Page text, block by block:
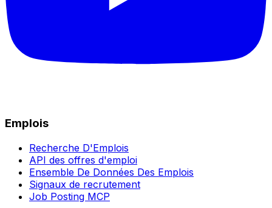
Emplois
Recherche D'Emplois
API des offres d'emploi
Ensemble De Données Des Emplois
Signaux de recrutement
Job Posting MCP